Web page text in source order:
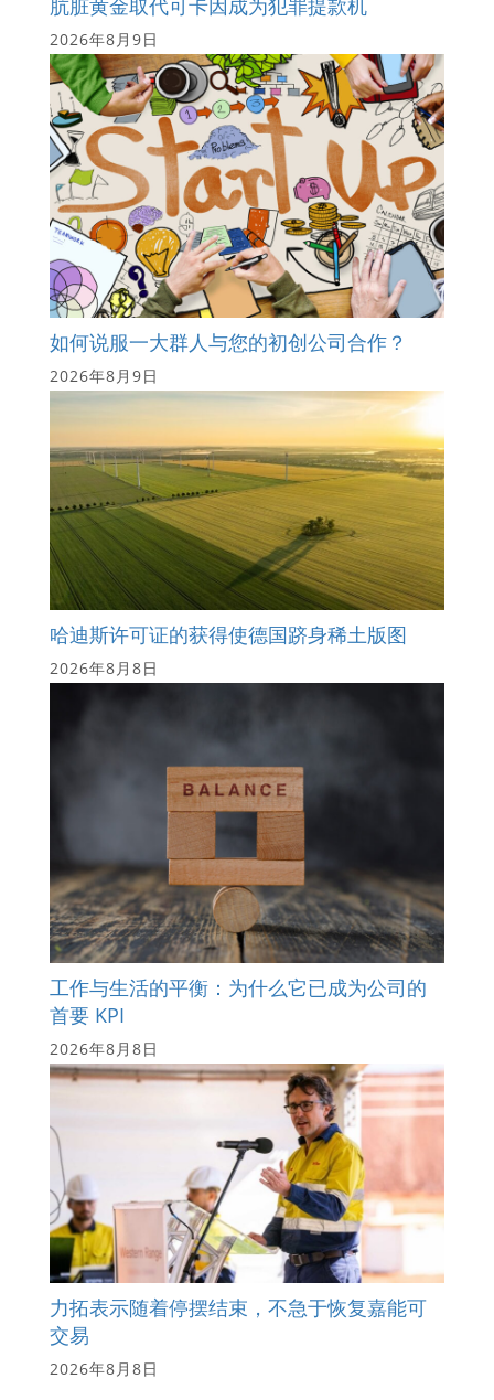
肮脏黄金取代可卡因成为犯罪提款机
2026年8月9日
如何说服一大群人与您的初创公司合作？
2026年8月9日
哈迪斯许可证的获得使德国跻身稀土版图
2026年8月8日
工作与生活的平衡：为什么它已成为公司的
首要 KPI
2026年8月8日
力拓表示随着停摆结束，不急于恢复嘉能可
交易
2026年8月8日